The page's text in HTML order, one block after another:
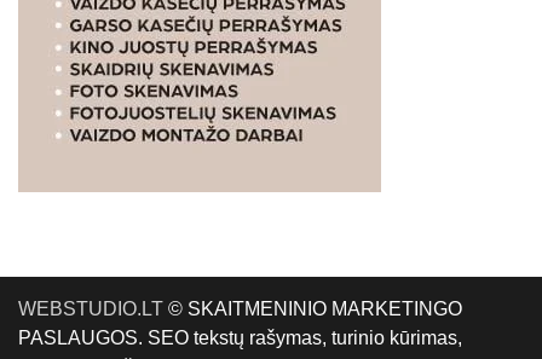
WEBSTUDIO.LT © SKAITMENINIO MARKETINGO
PASLAUGOS. SEO tekstų rašymas, turinio kūrimas,